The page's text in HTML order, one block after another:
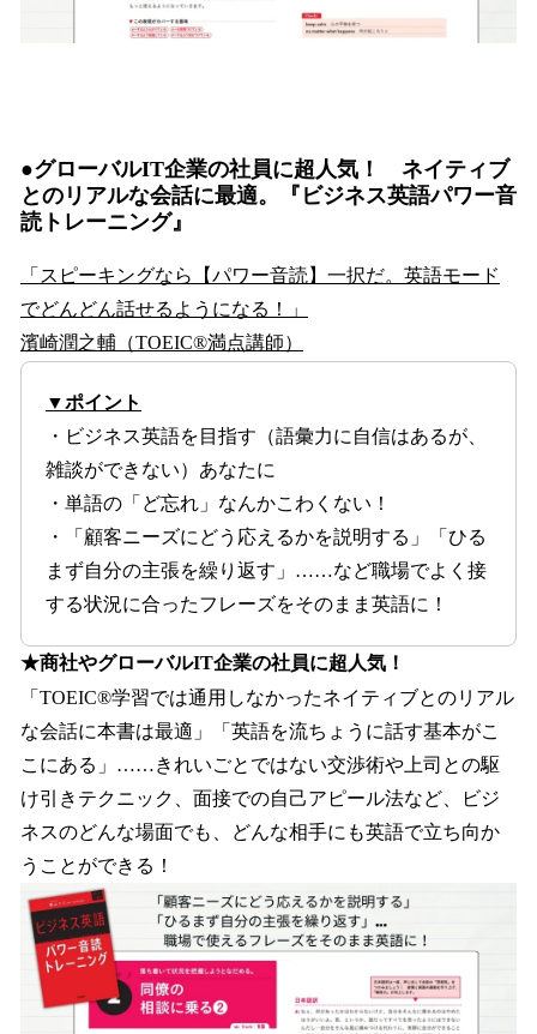
●グローバルIT企業の社員に超人気！ ネイティブ
とのリアルな会話に最適。『ビジネス英語パワー音
読トレーニング』
「スピーキングなら【パワー音読】一択だ。英語モード
でどんどん話せるようになる！」
濱崎潤之輔（TOEIC®満点講師）
▼ポイント
・ビジネス英語を目指す（語彙力に自信はあるが、
雑談ができない）あなたに
・単語の「ど忘れ」なんかこわくない！
・「顧客ニーズにどう応えるかを説明する」「ひる
まず自分の主張を繰り返す」……など職場でよく接
する状況に合ったフレーズをそのまま英語に！
★商社やグローバルIT企業の社員に超人気！
「TOEIC®学習では通用しなかったネイティブとのリアル
な会話に本書は最適」「英語を流ちょうに話す基本がこ
こにある」……きれいごとではない交渉術や上司との駆
け引きテクニック、面接での自己アピール法など、ビジ
ネスのどんな場面でも、どんな相手にも英語で立ち向か
うことができる！